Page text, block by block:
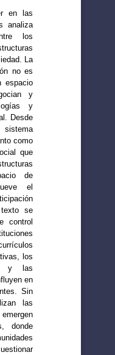
en las
analiza
los
La
no es
espacio
y
y
Desde
como
que
de
el
se
control
los
y las
en
Sin
las
donde